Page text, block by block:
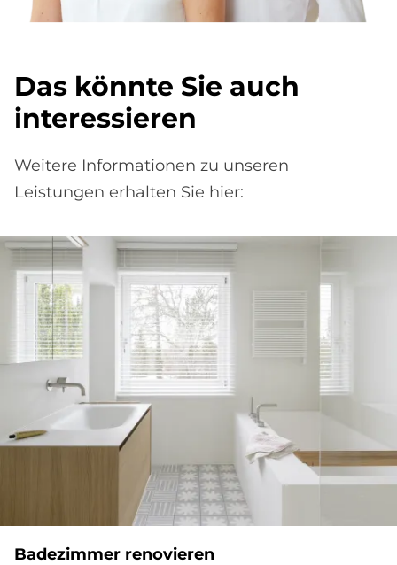
Das könn­te Sie auch
in­ter­es­sie­ren
Weitere Informationen zu unseren
Leistungen erhalten Sie hier:
Badezimmer renovieren